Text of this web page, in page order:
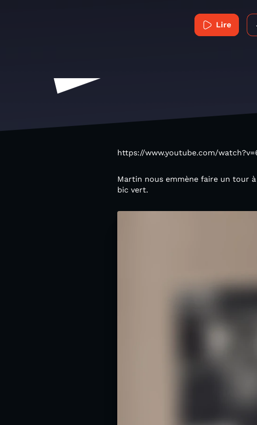
Lire
https://www.youtube.com/
Martin nous emmène faire un tour
bic vert.